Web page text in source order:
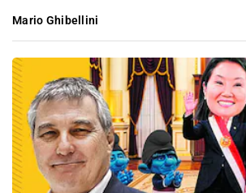
Mario Ghibellini